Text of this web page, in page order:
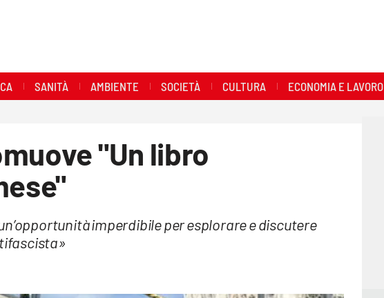
SANITÀ AMBIENTE SOCIETÀ CULTURA ECONOMIA E LAVORO
"Un libro
imperdibile per esplorare e discutere